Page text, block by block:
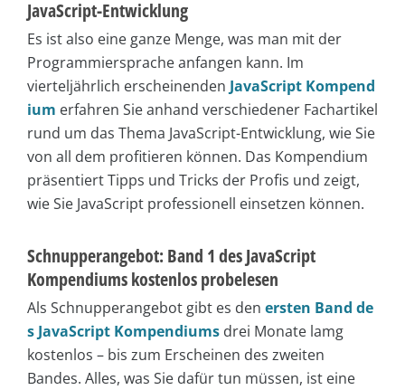
JavaScript-Entwicklung
Es ist also eine ganze Menge, was man mit der
Programmiersprache anfangen kann. Im
vierteljährlich erscheinenden JavaScript Kompend
ium erfahren Sie anhand verschiedener Fachartikel
rund um das Thema JavaScript-Entwicklung, wie Sie
von all dem profitieren können. Das Kompendium
präsentiert Tipps und Tricks der Profis und zeigt,
wie Sie JavaScript professionell einsetzen können.
Schnupperangebot: Band 1 des JavaScript
Kompendiums kostenlos probelesen
Als Schnupperangebot gibt es den ersten Band de
s JavaScript Kompendiums drei Monate lamg
kostenlos – bis zum Erscheinen des zweiten
Bandes. Alles, was Sie dafür tun müssen, ist eine